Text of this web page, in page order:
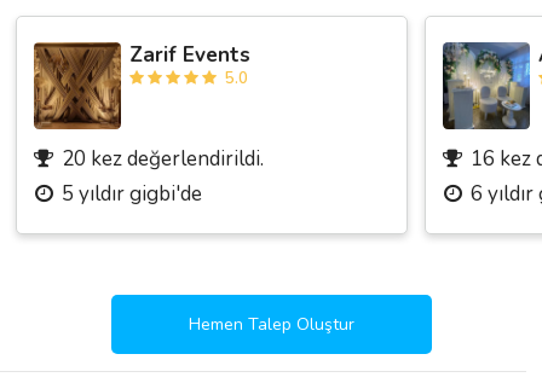
Zarif Events
5.0
20 kez değerlendirildi.
5 yıldır gigbi'de
16 kez
6
Hemen Talep Oluştur